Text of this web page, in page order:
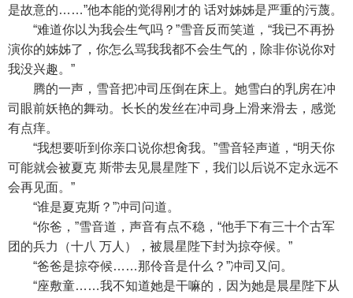
是故意的……”他本能的觉得刚才的 话对姊姊是严重的污蔑。
“难道你以为我会生气吗？”雪音反而笑道，“我已不再扮
演你的姊姊了，你怎么骂我我都不会生气的，除非你说你对
我没兴趣。”
腾的一声，雪音把冲司压倒在床上。她雪白的乳房在冲
司眼前妖艳的舞动。长长的发丝在冲司身上滑来滑去，感觉
有点痒。
“我想要听到你亲口说你想肏我。”雪音轻声道，“明天你
可能就会被夏克 斯带去见晨星陛下，我们以后说不定永远不
会再见面。”
“谁是夏克斯？”冲司问道。
“你爸，”雪音道，声音有点不稳，“他手下有三十个古军
团的兵力（十八 万人），被晨星陛下封为掠夺候。”
“爸爸是掠夺候……那伶音是什么？”冲司又问。
“座敷童……我不知道她是干嘛的，因为她是晨星陛下从